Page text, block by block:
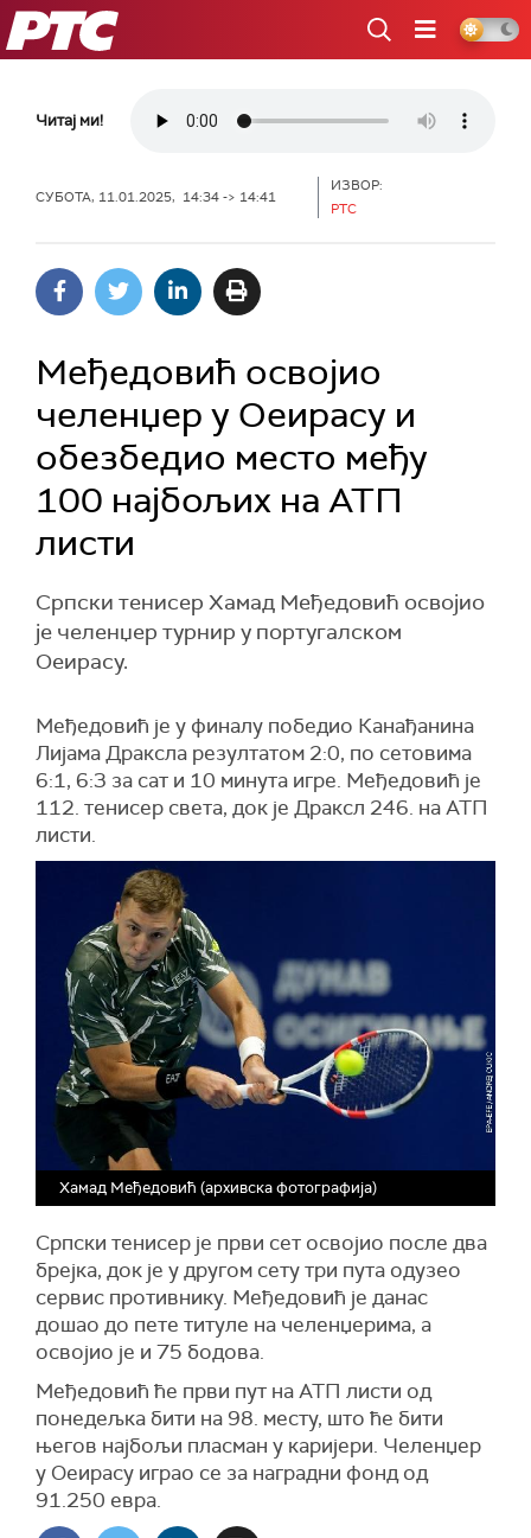
РТС
Читај ми!
СУБОТА, 11.01.2025, 14:34 -> 14:41
ИЗВОР:
РТС
Међедовић освојио
челенџер у Оеирасу и
обезбедио место међу
100 најбољих на АТП
листи
Српски тенисер Хамад Међедовић освојио
је челенџер турнир у португалском
Оеирасу.
Међедовић је у финалу победио Канађанина
Лијама Драксла резултатом 2:0, по сетовима
6:1, 6:3 за сат и 10 минута игре. Међедовић је
112. тенисер света, док је Драксл 246. на АТП
листи.
Хамад Међедовић (архивска фотографија)
Српски тенисер је први сет освојио после два
брејка, док је у другом сету три пута одузео
сервис противнику. Међедовић је данас
дошао до пете титуле на челенџерима, а
освојио је и 75 бодова.
Међедовић ће први пут на АТП листи од
понедељка бити на 98. месту, што ће бити
његов најбољи пласман у каријери. Челенџер
у Оеирасу играо се за наградни фонд од
91.250 евра.